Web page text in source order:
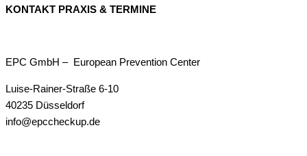
KONTAKT PRAXIS & TERMINE
EPC GmbH – European Prevention Center
Luise-Rainer-Straße 6-10
40235 Düsseldorf
info@epccheckup.de